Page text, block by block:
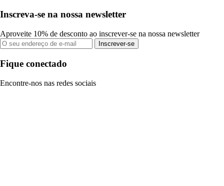
Inscreva-se na nossa newsletter
Aproveite 10% de desconto ao inscrever-se na nossa newsletter
Inscrever-se
Fique conectado
Encontre-nos nas redes sociais